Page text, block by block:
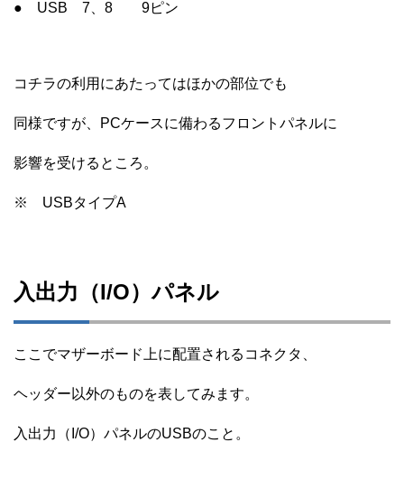
● USB 7、8 9ピン
コチラの利用にあたってはほかの部位でも
同様ですが、PCケースに備わるフロントパネルに
影響を受けるところ。
※ USBタイプA
入出力（I/O）パネル
ここでマザーボード上に配置されるコネクタ、
ヘッダー以外のものを表してみます。
入出力（I/O）パネルのUSBのこと。